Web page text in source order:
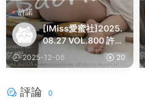
許諾
[IMiss愛蜜社]2025.
08.27 VOL.800 許諾
Sabrina
2025-12-06 20
評論 0